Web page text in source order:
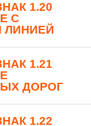
1.20
С
ЛИНИЕЙ
1.21
ДОРОГ
1.22